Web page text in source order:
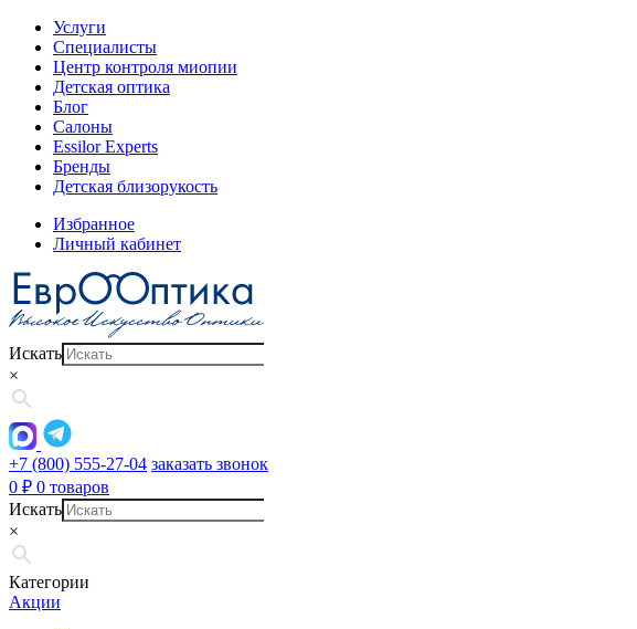
Услуги
Специалисты
Центр контроля миопии
Детская оптика
Блог
Салоны
Essilor Experts
Бренды
Детская близорукость
Избранное
Личный кабинет
Искать
×
+7 (800) 555-27-04 заказать звонок
0 ₽ 0 товаров
Искать
×
Категории
Акции